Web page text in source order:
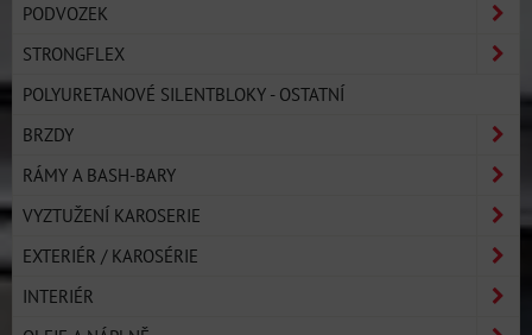
PODVOZEK
STRONGFLEX
POLYURETANOVÉ SILENTBLOKY - OSTATNÍ
BRZDY
RÁMY A BASH-BARY
VYZTUŽENÍ KAROSERIE
EXTERIÉR / KAROSÉRIE
INTERIÉR